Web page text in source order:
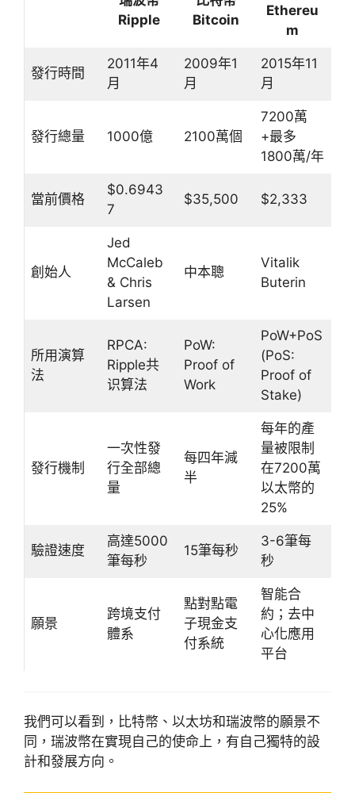
Ripple
Bitcoin
Ethereu
m
發行時間
2011年4
月
2009年1
月
2015年11
月
發行總量 1000億 2100萬個
7200萬
+最多
1800萬/年
當前價格
$0.6943
7
$35,500 $2,333
創始人
Jed
McCaleb
& Chris
Larsen
中本聰
Vitalik
Buterin
所用演算
法
RPCA:
Ripple共
识算法
PoW:
Proof of
Work
PoW+PoS
(PoS:
Proof of
Stake)
發行機制
一次性發
行全部總
量
每四年減
半
每年的產
量被限制
在7200萬
以太幣的
25%
驗證速度
高達5000
筆每秒
15筆每秒
3-6筆每
秒
願景
跨境支付
體系
點對點電
子現金支
付系統
智能合
約；去中
心化應用
平台
我們可以看到，比特幣、以太坊和瑞波幣的願景不
同，瑞波幣在實現自己的使命上，有自己獨特的設
計和發展方向。